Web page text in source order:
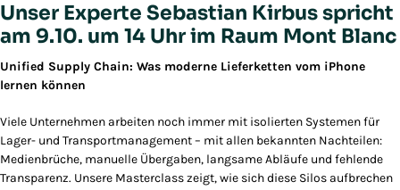
Unser Experte Sebastian Kirbus spricht
am 9.10. um 14 Uhr im Raum Mont Blanc
Unified Supply Chain: Was moderne Lieferketten vom iPhone
lernen können
Viele Unternehmen arbeiten noch immer mit isolierten Systemen für
Lager- und Transportmanagement – mit allen bekannten Nachteilen:
Medienbrüche, manuelle Übergaben, langsame Abläufe und fehlende
Transparenz. Unsere Masterclass zeigt, wie sich diese Silos aufbrechen